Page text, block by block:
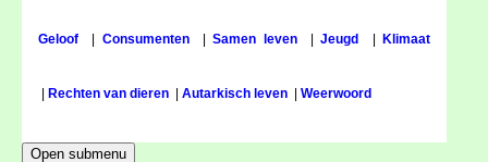
Geloof Consumenten|Samen leven|Jeugd Klimaat
Rechten van dieren Autarkisch leven Weerwoord